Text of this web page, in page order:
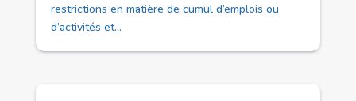
restrictions en matière de cumul d’emplois ou
d’activités et...